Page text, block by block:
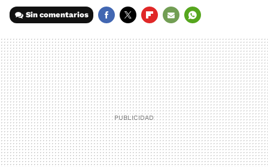
Sin comentarios
MAIL